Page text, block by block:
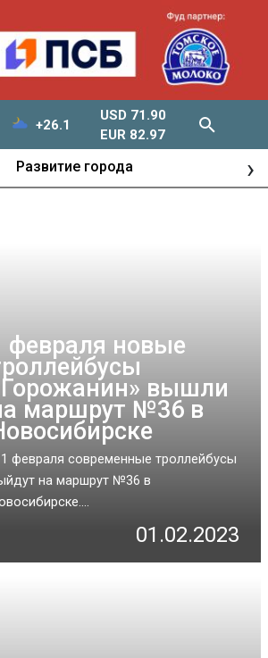
+26.1
USD 71.90
EUR 82.97
Развитие города ›
февраля новые
вышли
маршрут №36 в
февраля современные троллейбусы
на маршрут №36 в
01.02.2023